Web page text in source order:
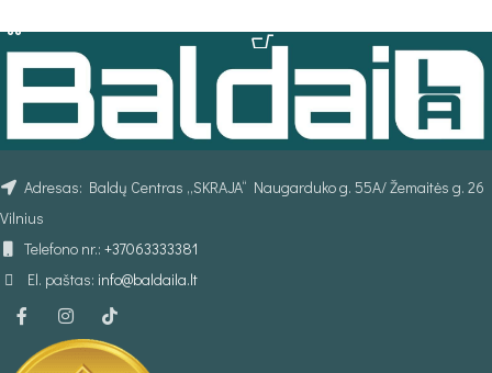
Adresas: Baldų Centras „SKRAJA“ Naugarduko g. 55A/ Žemaitės g. 26
Vilnius
Telefono nr.: +37063333381
El. paštas: info@baldaila.lt